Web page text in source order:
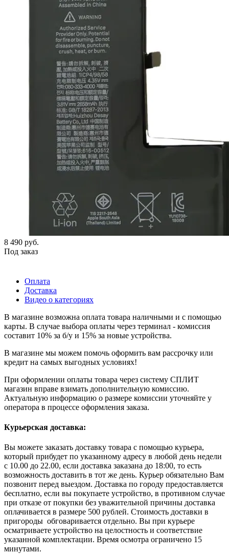
8 490 руб.
Под заказ
Оплата
Доставка
Видео о категориях
В магазине возможна оплата товара наличными и с помощью
карты. В случае выбора оплаты через терминал - комиссия
составит 10% за б/у и 15% за новые устройства.
В магазине мы можем помочь оформить вам рассрочку или
кредит на самых выгодных условиях!
При оформлении оплаты товара через систему СПЛИТ
магазин вправе взимать дополнительную комиссию.
Актуальную информацию о размере комиссии уточняйте у
оператора в процессе оформления заказа.
Курьерская доставка:
Вы можете заказать доставку товара с помощью курьера,
который прибудет по указанному адресу в любой день недели
с 10.00 до 22.00, если доставка заказана до 18:00, то есть
возможность доставить в тот же день. Курьер обязательно Вам
позвонит перед выездом. Доставка по городу предоставляется
бесплатно, если вы покупаете устройство, в противном случае
при отказе от покупки без уважительной причины доставка
оплачивается в размере 500 рублей. Стоимость доставки в
пригороды обговаривается отдельно. Вы при курьере
осматриваете устройство на целостность и соответствие
указанной комплектации. Время осмотра ограничено 15
минутами.